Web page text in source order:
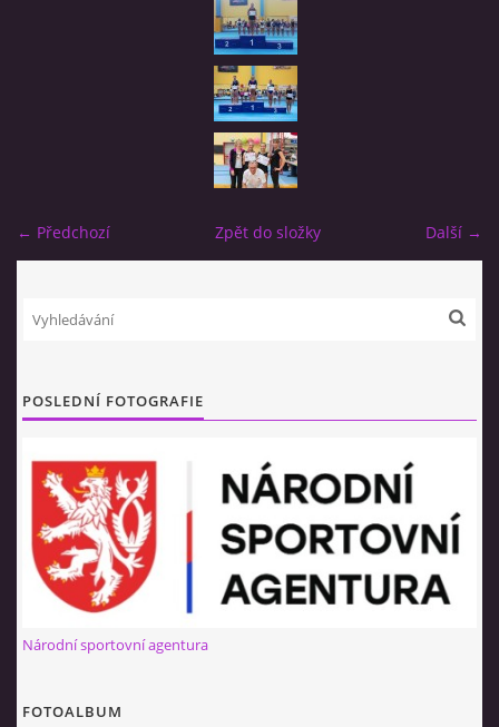
NAŠE BÝVALÉ ZÁVODNICE
NÁBOR 2026
← Předchozí Další →
Zpět do složky
POSLEDNÍ FOTOGRAFIE
Národní sportovní agentura
FOTOALBUM